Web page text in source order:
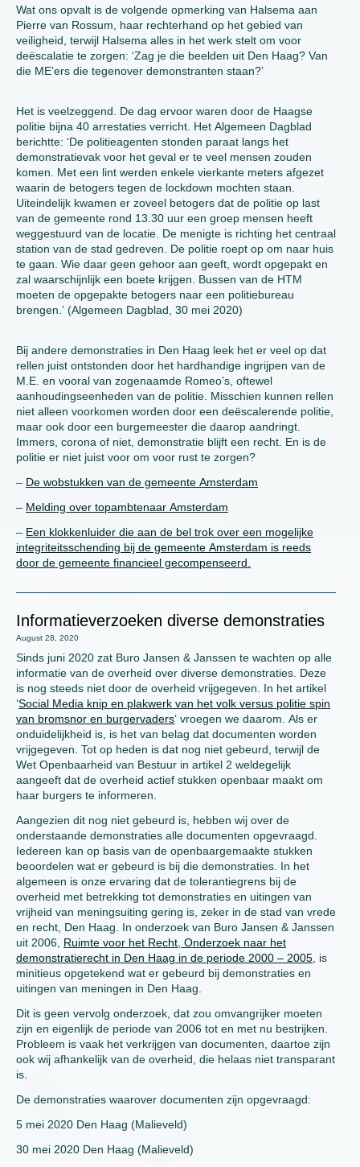
Wat ons opvalt is de volgende opmerking van Halsema aan
Pierre van Rossum, haar rechterhand op het gebied van
veiligheid, terwijl Halsema alles in het werk stelt om voor
deëscalatie te zorgen: ‘Zag je die beelden uit Den Haag? Van
die ME’ers die tegenover demonstranten staan?’
Het is veelzeggend. De dag ervoor waren door de Haagse
politie bijna 40 arrestaties verricht. Het Algemeen Dagblad
berichtte: ‘De politieagenten stonden paraat langs het
demonstratievak voor het geval er te veel mensen zouden
komen. Met een lint werden enkele vierkante meters afgezet
waarin de betogers tegen de lockdown mochten staan.
Uiteindelijk kwamen er zoveel betogers dat de politie op last
van de gemeente rond 13.30 uur een groep mensen heeft
weggestuurd van de locatie. De menigte is richting het centraal
station van de stad gedreven. De politie roept op om naar huis
te gaan. Wie daar geen gehoor aan geeft, wordt opgepakt en
zal waarschijnlijk een boete krijgen. Bussen van de HTM
moeten de opgepakte betogers naar een politiebureau
brengen.’ (Algemeen Dagblad, 30 mei 2020)
Bij andere demonstraties in Den Haag leek het er veel op dat
rellen juist ontstonden door het hardhandige ingrijpen van de
M.E. en vooral van zogenaamde Romeo’s, oftewel
aanhoudingseenheden van de politie. Misschien kunnen rellen
niet alleen voorkomen worden door een deëscalerende politie,
maar ook door een burgemeester die daarop aandringt.
Immers, corona of niet, demonstratie blijft een recht. En is de
politie er niet juist voor om voor rust te zorgen?
– De wobstukken van de gemeente Amsterdam
– Melding over topambtenaar Amsterdam
– Een klokkenluider die aan de bel trok over een mogelijke
integriteitsschending bij de gemeente Amsterdam is reeds
door de gemeente financieel gecompenseerd.
Informatieverzoeken diverse demonstraties
August 28, 2020
Sinds juni 2020 zat Buro Jansen & Janssen te wachten op alle
informatie van de overheid over diverse demonstraties. Deze
is nog steeds niet door de overheid vrijgegeven. In het artikel
‘Social Media knip en plakwerk van het volk versus politie spin
van bromsnor en burgervaders‘ vroegen we daarom. Als er
onduidelijkheid is, is het van belag dat documenten worden
vrijgegeven. Tot op heden is dat nog niet gebeurd, terwijl de
Wet Openbaarheid van Bestuur in artikel 2 weldegelijk
aangeeft dat de overheid actief stukken openbaar maakt om
haar burgers te informeren.
Aangezien dit nog niet gebeurd is, hebben wij over de
onderstaande demonstraties alle documenten opgevraagd.
Iedereen kan op basis van de openbaargemaakte stukken
beoordelen wat er gebeurd is bij die demonstraties. In het
algemeen is onze ervaring dat de tolerantiegrens bij de
overheid met betrekking tot demonstraties en uitingen van
vrijheid van meningsuiting gering is, zeker in de stad van vrede
en recht, Den Haag. In onderzoek van Buro Jansen & Janssen
uit 2006, Ruimte voor het Recht, Onderzoek naar het
demonstratierecht in Den Haag in de periode 2000 – 2005 , is
minitieus opgetekend wat er gebeurd bij demonstraties en
uitingen van meningen in Den Haag.
Dit is geen vervolg onderzoek, dat zou omvangrijker moeten
zijn en eigenlijk de periode van 2006 tot en met nu bestrijken.
Probleem is vaak het verkrijgen van documenten, daartoe zijn
ook wij afhankelijk van de overheid, die helaas niet transparant
is.
De demonstraties waarover documenten zijn opgevraagd:
5 mei 2020 Den Haag (Malieveld)
30 mei 2020 Den Haag (Malieveld)